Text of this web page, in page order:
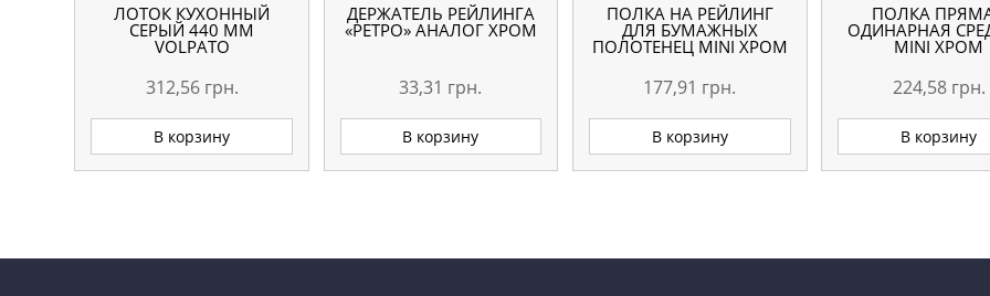
ЛОТОК КУХОННЫЙ
СЕРЫЙ 440 ММ
VOLPATO
312,56 грн.
В корзину
ДЕРЖАТЕЛЬ РЕЙЛИНГА
«РЕТРО» АНАЛОГ ХРОМ
33,31 грн.
В корзину
ПОЛКА НА РЕЙЛИНГ
ДЛЯ БУМАЖНЫХ
ПОЛОТЕНЕЦ MINI ХРОМ
177,91 грн.
В корзину
ПОЛКА
ОДИНАРНАЯ
MINI ХРОМ
224,58 грн.
В корзину